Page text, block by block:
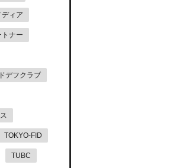
ディア
トナー
デフクラブ
TOKYO-FID
TUBC